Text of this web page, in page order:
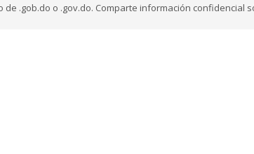
.gob.do o .gov.do. Comparte información confidencial